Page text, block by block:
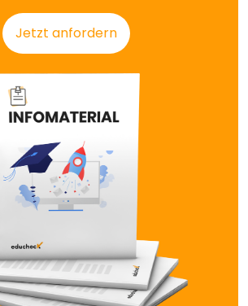
Jetzt anfordern